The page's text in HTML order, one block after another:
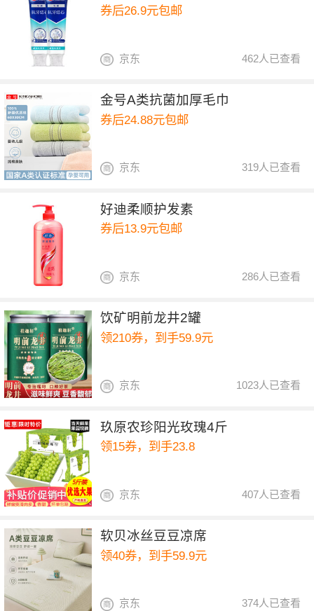
券后26.9元包邮
462人已查看
京东
金号A类抗菌加厚毛巾
券后24.88元包邮
319人已查看
京东
好迪柔顺护发素
券后13.9元包邮
286人已查看
京东
饮矿明前龙井2罐
领210券，到手59.9元
1023人已查看
京东
玖原农珍阳光玫瑰4斤
领15券，到手23.8
407人已查看
京东
软贝冰丝豆豆凉席
领40券，到手59.9元
374人已查看
京东